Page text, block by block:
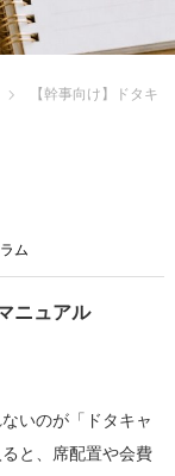
【幹事向け】ドタキ
ム
ニュアル
いのが「ドタキャ
と、席配置や会費